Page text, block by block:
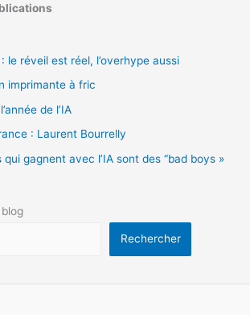
le réveil est réel, l’overhype aussi
imprimante à fric
de l’IA
: Laurent Bourrelly
gagnent avec l’IA sont des “bad boys »
Rechercher